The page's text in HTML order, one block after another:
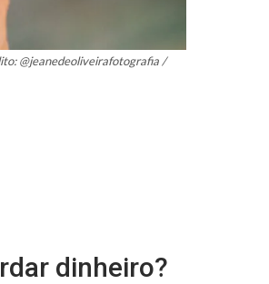
@jeanedeoliveirafotografia /
dinheiro?